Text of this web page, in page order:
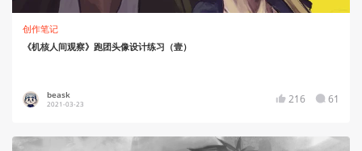
创作笔记
《机核人间观察》跑团头像设计练习（壹）
beask
2021-03-23 216 61